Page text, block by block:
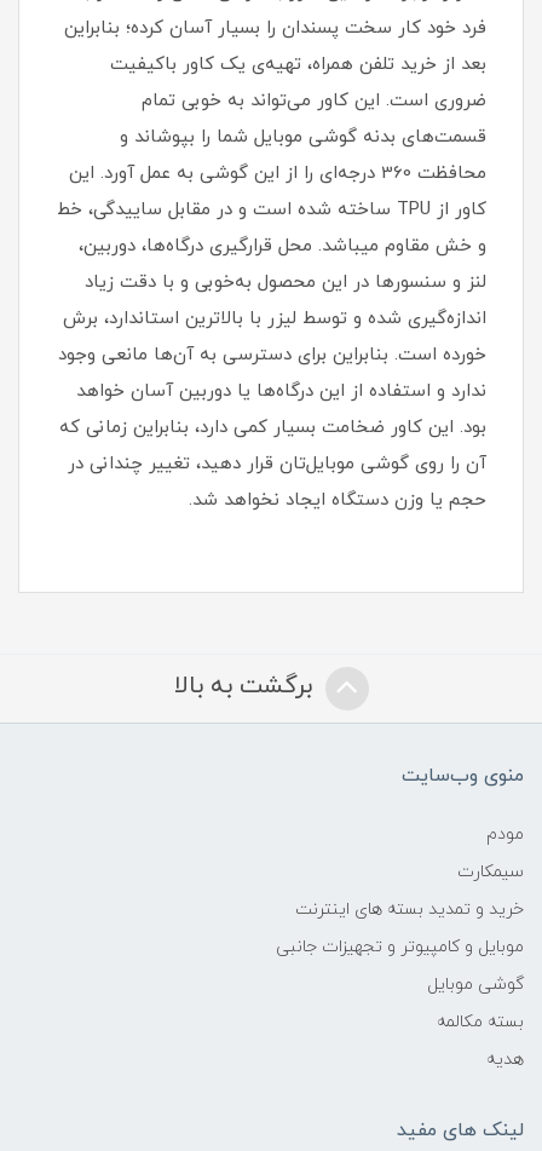
فرد خود کار سخت پسندان را بسیار آسان کرده؛ بنابراین
بعد از خرید تلفن همراه، تهیه‌ی یک کاور با‌کیفیت
ضروری است‏.‏ این کاور می‌تواند به خوبی تمام
قسمت‌های بدنه گوشی موبایل شما را بپوشاند و
محافظت 360 درجه‌ای را از این گوشی به عمل آورد‏.‏ این
کاور از TPU ساخته شده است و در مقابل ساییدگی، خط
و خش مقاوم میباشد.‏ محل قرارگیری درگاه‌ها، دوربین،
لنز و سنسورها در این محصول به‌خوبی و با دقت زیاد
اندازه‌گیری شده و توسط لیزر با بالاترین استاندارد، برش
خورده است‏.‏ بنابراین برای دسترسی به آن‌ها مانعی وجود
ندارد و استفاده از این درگاه‌ها یا دوربین آسان خواهد
بود‏.‏ این کاور ضخامت بسیار کمی دارد، بنابراین زمانی که
آن را روی گوشی موبایل‌تان قرار دهید، تغییر چندانی در
حجم یا وزن دستگاه ایجاد نخواهد شد‏.
برگشت به بالا
منوی وب‌سایت
مودم
سیمکارت
خرید و تمدید بسته های اینترنت
موبایل و کامپیوتر و تجهیزات جانبی
گوشی موبایل
بسته مکالمه
هدیه
لینک های مفید